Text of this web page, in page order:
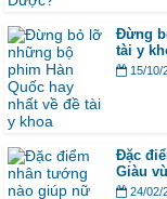
Đừng
tài y
15/10/
Đặc
Giàu
24/02/